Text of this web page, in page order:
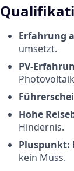
Erfahrung
umsetzt.
PV-
Hohe
Hindernis.
Pluspunkt:
kein Muss.